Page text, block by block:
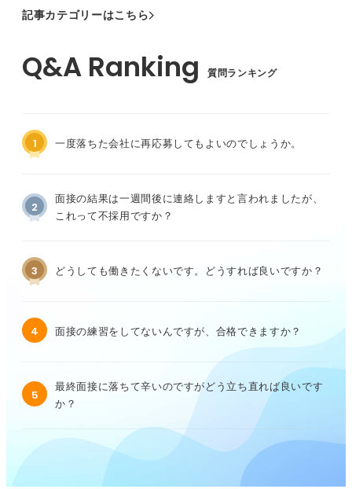
記事カテゴリーはこちら
質問ランキング
1 一度落ちた会社に再応募してもよいのでしょうか。
2
面接の結果は一週間後に連絡しますと言われましたが、
これって不採用ですか？
3 どうしても働きたくないです。どうすれば良いですか？
4 面接の練習をしてないんですが、合格できますか？
5
最終面接に落ちて辛いのですがどう立ち直れば良いです
か？